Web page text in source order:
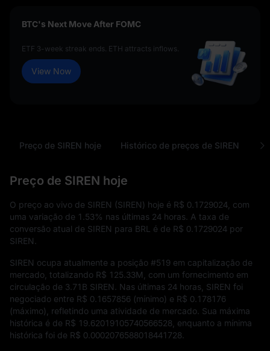
BTC's Next Move After FOMC
ETF 3-week streak ends. ETH attracts inflows.
View Now
Preço de SIREN hoje Histórico de preços de SIREN
Preço de SIREN hoje
O preço ao vivo de SIREN (SIREN) hoje é R$ 0.1729024 , com
uma variação de 1.53% nas últimas 24 horas. A taxa de
conversão atual de SIREN para BRL é de R$ 0.1729024 por
SIREN.
SIREN ocupa atualmente a posição #519 em capitalização de
mercado, totalizando R$ 125.33M
, com um fornecimento em
circulação de 3.71B SIREN
. Nas últimas 24 horas, SIREN foi
negociado entre R$ 0.1657856 (mínimo) e R$ 0.178176
(máximo), refletindo uma atividade de mercado. Sua máxima
histórica é de R$ 19.62019105740566528 , enquanto a mínima
histórica foi de R$ 0.0002076588018441728